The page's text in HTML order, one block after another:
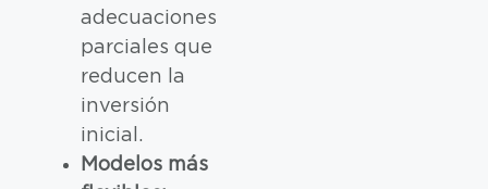
adecuaciones
parciales que
reducen la
inversión
inicial.
Modelos más